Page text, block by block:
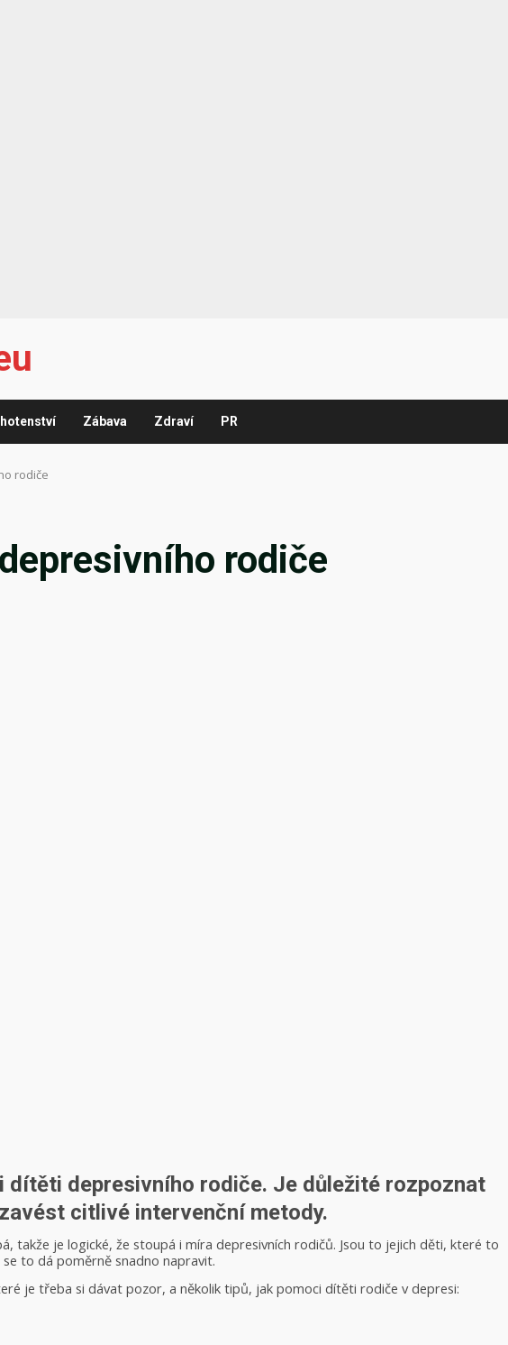
Zábava Zdraví PR
rodiče
rodiče
dítěti depresivního rodiče. Je důležité rozpoznat
citlivé intervenční metody.
takže je logické, že stoupá i míra depresivních rodičů. Jsou to jejich děti, které to
to dá poměrně snadno napravit.
je třeba si dávat pozor, a několik tipů, jak pomoci dítěti rodiče v depresi: